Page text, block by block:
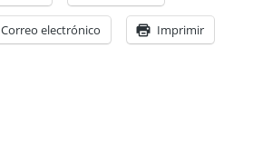
Correo electrónico Imprimir